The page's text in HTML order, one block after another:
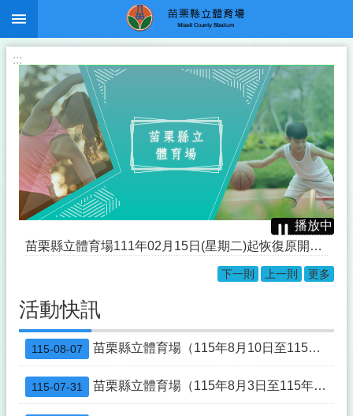
跳到主要內容區塊
:::
播放中
苗栗縣立體育場111年02月15日(星期二)起恢復原開放時段自每日05：00～22：00
本縣「遙控無人機飛航活動之區域-時間及其他管理事項」公告
「節水宣導」
修正「機場四周禁止施放有礙飛航安全物體」公告
原住民族委員會「Ayoi阿優依電商平台」活動優惠活動
修正苗栗縣「遙控無人機飛航活動之區域-時間及其他管理事項」公告
下一則 上一則 更多
活動快訊
115-08-07 苗栗縣立體育場（115年8月10日至115年8月16日）活動一覽表
115-07-31 苗栗縣立體育場（115年8月3日至115年8月9日）活動一覽表